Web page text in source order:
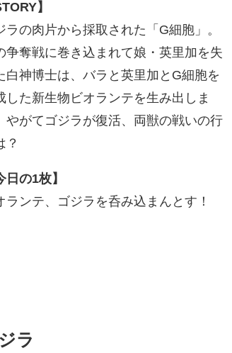
】
ラの肉片から採取された「G細胞」。
争奪戦に巻き込まれて娘・英里加を失
白神博士は、バラと英里加とG細胞を
した新生物ビオランテを生み出しま
やがてゴジラが復活、両獣の戦いの行
？
日の1枚】
ランテ、ゴジラを呑み込まんとす！
ラ